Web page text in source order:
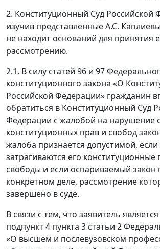
2. Конституционный Суд Российской
изучив представленные А.С.
не находит оснований для принятия
рассмотрению.
2.1. В силу статей 96 и 97
конституционного закона «О
Российской Федерации» гражданин
обратиться в Конституционный Суд
Федерации с жалобой на нарушение
конституционных прав и свобод
жалоба признается допустимой,
затрагиваются его конституционные
свободы и если оспариваемый закон
конкретном деле, рассмотрение
завершено в суде.
В связи с тем, что заявитель
подпункт 4 пункта 3 статьи 2
«О высшем и послевузовском